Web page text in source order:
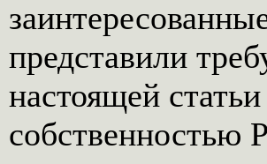
представили
настоящей
собственностью